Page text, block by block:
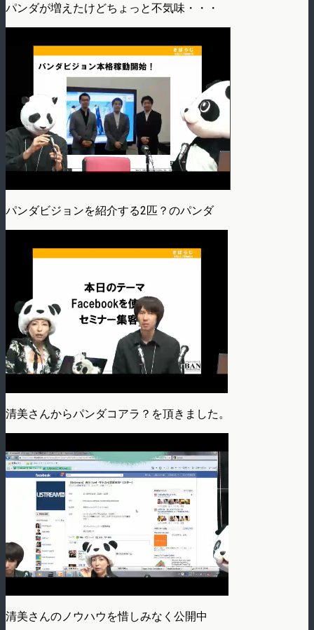
パンダが増えたけどちょっと不気味・・・
パンダビジョンを紹介する2匹？のパンダ
清美さんからパンダコアラ？を頂きました。
清美さんのノウハウを惜しみなく公開中